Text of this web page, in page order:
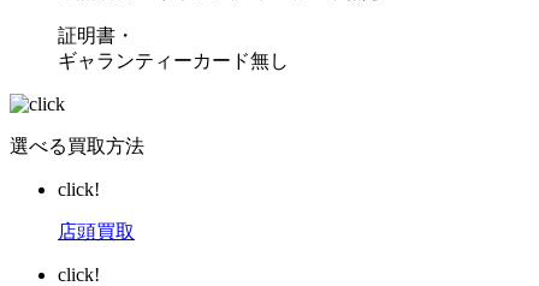
証明書・
ギャランティーカード無し
選べる買取方法
click!
店頭買取
click!